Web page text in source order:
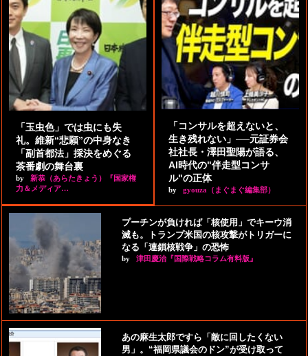
「玉虫色」では虫にも失
礼。維新“悲願”の中身なき
「副首都法」採決をめぐる
茶番劇の舞台裏
by
新恭（あらたきょう）『国家権
力＆メディア…
「コンサルを超えないと、
生き残れない」──元証券会
社社長・澤田聖陽が語る、
AI時代の"伴走型コンサ
ル"の正体
by gyouza（まぐまぐ編集部）
プーチンが負ければ「核使用」でキーウ消
滅も。トランプ米国の核攻撃がトリガーに
なる「連鎖核戦争」の恐怖
by 津田慶治『国際戦略コラム有料版』
あの麻生太郎ですら「敵に回したくない
男」。“福岡県議会のドン”が受け取って